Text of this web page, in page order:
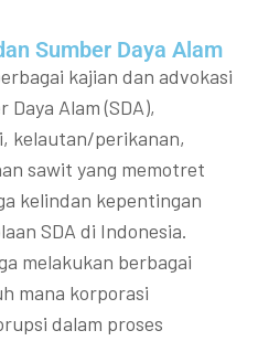
Sumber Daya Alam
kajian dan advokasi
Alam (SDA),
kelautan/perikanan,
sawit yang memotret
kelindan kepentingan
SDA di Indonesia.
melakukan berbagai
mana korporasi
dalam proses